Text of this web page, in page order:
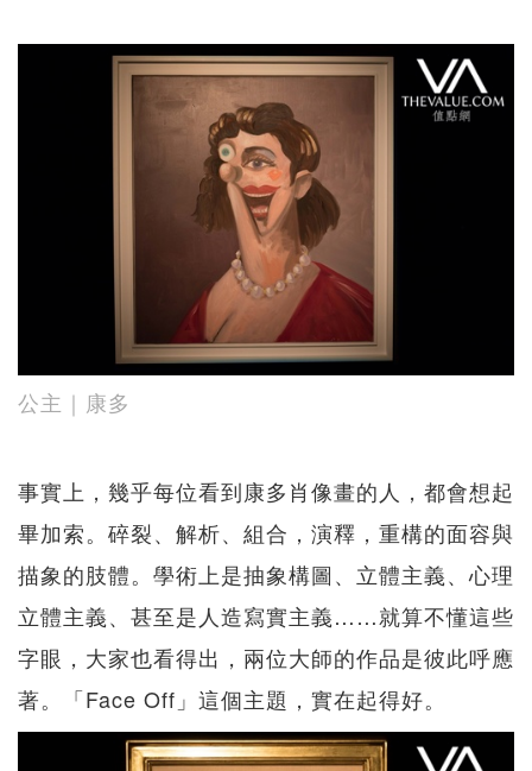
公主｜康多
事實上，幾乎每位看到康多肖像畫的人，都會想起
畢加索。碎裂、解析、組合，演釋，重構的面容與
描象的肢體。學術上是抽象構圖、立體主義、心理
立體主義、甚至是人造寫實主義……就算不懂這些
字眼，大家也看得出，兩位大師的作品是彼此呼應
著。「Face Off」這個主題，實在起得好。